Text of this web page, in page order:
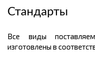
Стандарты
Все виды
изготовлены в